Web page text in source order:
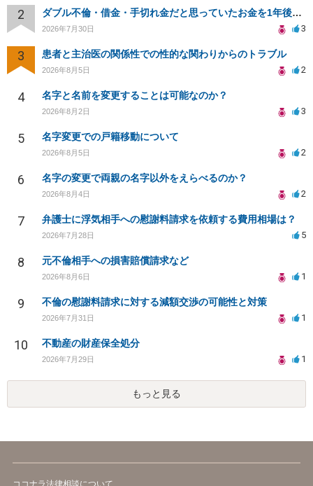
2 ダブル不倫・借金・手切れ金だと思っていたお金を1年後いまさら脅迫罪として通知書が来てまとめて請求
2026年7月30日 3
3 患者と主治医の関係性での性的な関わりからのトラブル
2026年8月5日 2
4 名字と名前を変更することは可能なのか？
2026年8月2日 3
5 名字変更での戸籍移動について
2026年8月5日 2
6 名字の変更で両親の名字以外をえらべるのか？
2026年8月4日 2
7 弁護士に浮気相手への慰謝料請求を依頼する費用相場は？
2026年7月28日 5
8 元不倫相手への損害賠償請求など
2026年8月6日 1
9 不倫の慰謝料請求に対する減額交渉の可能性と対策
2026年7月31日 1
10 不動産の財産保全処分
2026年7月29日 1
もっと見る
ココナラ法律相談について